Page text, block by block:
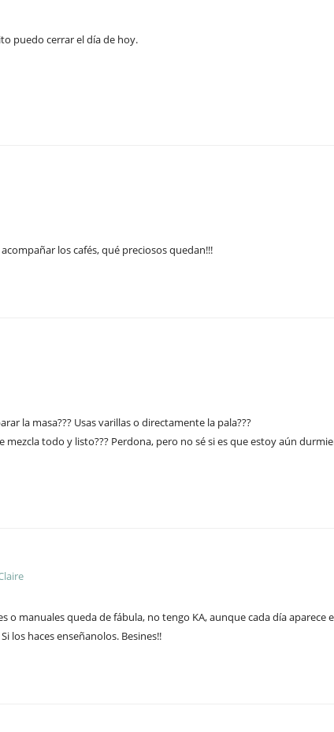
puedo cerrar el día de hoy.
los cafés, qué preciosos quedan!!!
la masa??? Usas varillas o directamente la pala???
mezcla todo y listo??? Perdona, pero no sé si es que estoy aún
o manuales queda de fábula, no tengo KA, aunque cada día aparece
los haces enseñanolos. Besines!!